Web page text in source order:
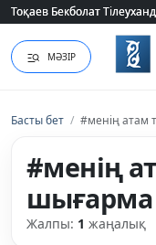
Тоқаев Бекболат
Тоқаев Бекболат
МӘЗІР
Басты бет / #менің атам
#менің
шығарма
Жалпы: 1 жаңалық